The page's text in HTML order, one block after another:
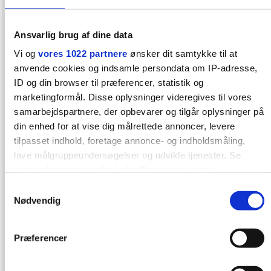
Ansvarlig brug af dine data
Vi og vores 1022 partnere ønsker dit samtykke til at
anvende cookies og indsamle persondata om IP-adresse,
ID og din browser til præferencer, statistik og
marketingformål. Disse oplysninger videregives til vores
samarbejdspartnere, der opbevarer og tilgår oplysninger på
din enhed for at vise dig målrettede annoncer, levere
tilpasset indhold, foretage annonce- og indholdsmåling,
lave målgruppeundersøgelser og udvikle tjenester. Se
eller ændre indstillinger fra vores "Cookiedeklaration", eller
Hvis du tillader det, vil vi også gerne:
Nødvendig
Præferencer
Jeg håber at høre fra dig, og få en indsigt i netop din
gavnende for andre, er du velkommen til at henvende
dig i tråden nedenfor eller privat.
Med venlig hilsen
Lucca
(Såfremt moderator ikke vurderer opslaget som
moderator skal være velkommen til at slette mit